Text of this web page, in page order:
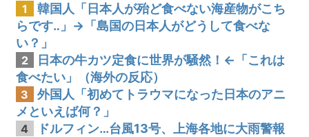
1
韓国人「日本人が殆ど食べない海産物がこち
らです‥」→「島国の日本人がどうして食べな
い？」
2
日本の牛カツ定食に世界が騒然！←「これは
食べたい」（海外の反応）
3
外国人「初めてトラウマになった日本のアニ
メといえば何？」
4
ドルフィン…台風13号、上海各地に大雨警報